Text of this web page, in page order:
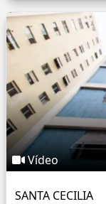
Vídeo
SANTA CECILIA